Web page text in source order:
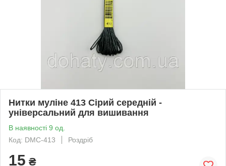
Нитки муліне 413 Сірий середній -
універсальний для вишивання
В наявності 9 од.
Код: DMC-413
Роздріб
15 ₴